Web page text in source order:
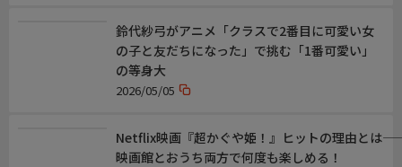
鈴代紗弓がアニメ「クラスで2番目に可愛い女
の子と友だちになった」で挑む「1番可愛い」
の等身大
2026/05/05
Netflix映画『超かぐや姫！』ヒットの理由とは――
映画館とおうち両方で何度も楽しめる！